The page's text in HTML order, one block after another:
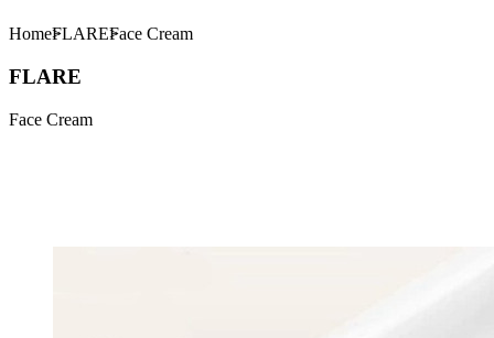
HomeFLAREFace Cream
FLARE
Face Cream